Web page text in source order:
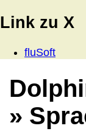
Link zu X
fluSoft
»